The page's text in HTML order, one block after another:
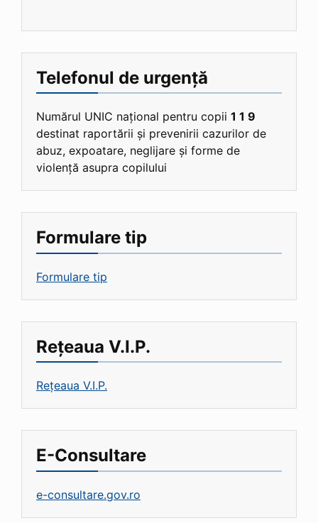
Telefonul de urgență
Numărul UNIC național pentru copii 1 1 9
destinat raportării și prevenirii cazurilor de
abuz, expoatare, neglijare și forme de
violență asupra copilului
Formulare tip
Formulare tip
Rețeaua V.I.P.
Rețeaua V.I.P.
E-Consultare
e-consultare.gov.ro